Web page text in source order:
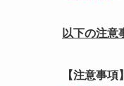
以下の注意
【注意事項】